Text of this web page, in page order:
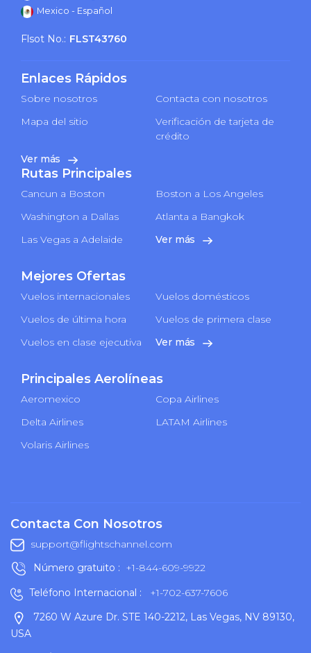
Mexico - Español
Flsot No.: FLST43760
Enlaces Rápidos
Sobre nosotros
Contacta con nosotros
Mapa del sitio
Verificación de tarjeta de
crédito
Ver más
Rutas Principales
Cancun a Boston
Boston a Los Angeles
Washington a Dallas
Atlanta a Bangkok
Las Vegas a Adelaide
Ver más
Mejores Ofertas
Vuelos internacionales
Vuelos domésticos
Vuelos de última hora
Vuelos de primera clase
Vuelos en clase ejecutiva
Ver más
Principales Aerolíneas
Aeromexico
Copa Airlines
Delta Airlines
LATAM Airlines
Volaris Airlines
Contacta Con Nosotros
support@flightschannel.com
Número gratuito : +1-844-609-9922
Teléfono Internacional :
+1-702-637-7606
7260 W Azure Dr. STE 140-2212, Las Vegas, NV 89130,
USA